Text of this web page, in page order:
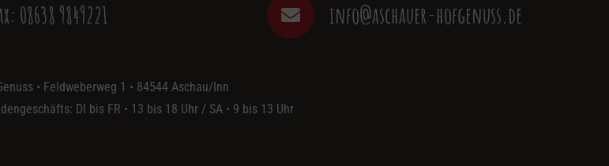
08638 9849221 info@aschauer-hofgenuss.de
• Feldweberweg 1 • 84544 Aschau/Inn
DI bis FR • 13 bis 18 Uhr / SA • 9 bis 13 Uhr